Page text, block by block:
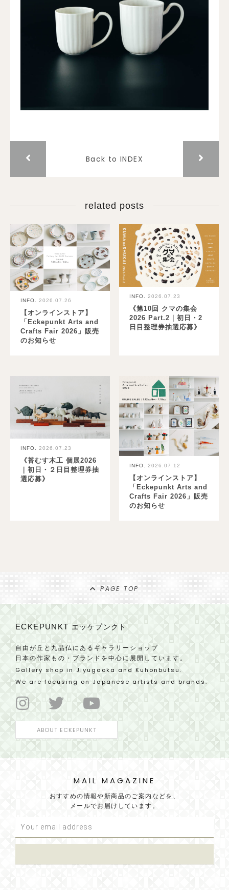
Back to INDEX
related posts
INFO. 2026.07.26
【オンラインストア】
「Eckepunkt Arts and
Crafts Fair 2026」販売
のお知らせ
INFO. 2026.07.23
《第10回 クマの集会
2026 Part.2｜初日・2
日目整理券抽選応募》
INFO. 2026.07.23
《苔むす木工 個展2026
｜初日・２日目整理券抽
選応募》
INFO. 2026.07.12
【オンラインストア】
「Eckepunkt Arts and
Crafts Fair 2026」販売
のお知らせ
PAGE TOP
ECKEPUNKTエッケプンクト
自由が丘と九品仏にあるギャラリーショップ
日本の作家もの・ブランドを中心に展開しています。
Gallery shop in Jiyugaoka and Kuhonbutsu.
We are focusing on Japanese artists and brands.
ABOUT ECKEPUNKT
MAIL MAGAZINE
おすすめの情報や新商品のご案内などを、
メールでお届けしています。